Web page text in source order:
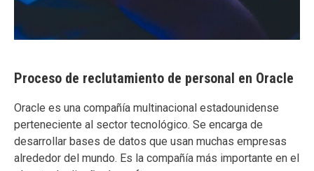
Proceso de reclutamiento de personal en Oracle
Oracle es una compañía multinacional estadounidense
perteneciente al sector tecnológico. Se encarga de
desarrollar bases de datos que usan muchas empresas
alrededor del mundo. Es la compañía más importante en el